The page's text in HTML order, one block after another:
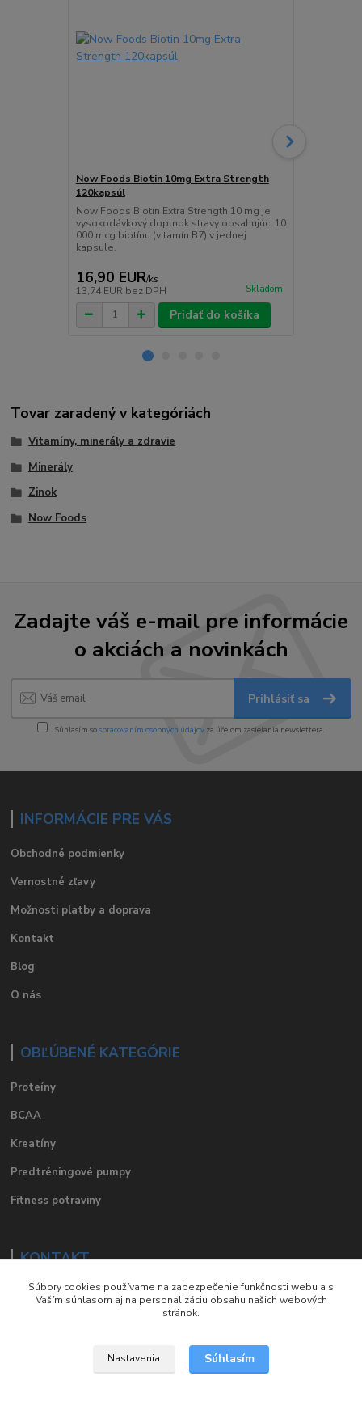
Now Foods Biotin 10mg Extra Strength
120kapsúl
Now Foods Biotín Extra Strength 10 mg je
vysokodávkový doplnok stravy obsahujúci 10
000 mcg biotínu (vitamín B7) v jednej
kapsule.
16,90 EUR/ks
13,74 EUR bez DPH Skladom
Pridať do košíka
Tovar zaradený v kategóriách
Vitamíny, minerály a zdravie
Minerály
Zinok
Now Foods
Zadajte váš e-mail pre informácie
o akciách a novinkách
Prihlásiť sa
Súhlasím sospracovaním osobných údajov za účelom zasielania newslettera.
INFORMÁCIE PRE VÁS
Obchodné podmienky
Vernostné zľavy
Možnosti platby a doprava
Kontakt
Blog
O nás
OBĽÚBENÉ KATEGÓRIE
Proteíny
BCAA
Kreatíny
Predtréningové pumpy
Fitness potraviny
KONTAKT
e-mail:eshop@suplements.sk
Súbory cookies používame na zabezpečenie funkčnosti webu a s
Vaším súhlasom aj na personalizáciu obsahu našich webových
stránok.
Nastavenia Súhlasím